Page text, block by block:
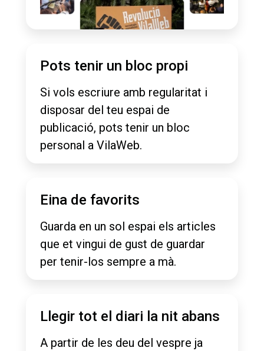
Pots tenir un bloc propi
Si vols escriure amb regularitat i
disposar del teu espai de
publicació, pots tenir un bloc
personal a VilaWeb.
Eina de favorits
Guarda en un sol espai els articles
que et vingui de gust de guardar
per tenir-los sempre a mà.
Llegir tot el diari la nit abans
A partir de les deu del vespre ja